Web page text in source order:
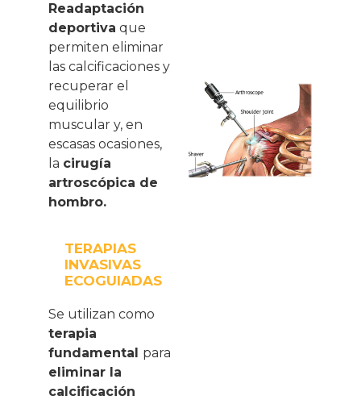
Readaptación
deportiva que
permiten eliminar
las calcificaciones y
recuperar el
equilibrio
muscular y, en
escasas ocasiones,
la cirugía
artroscópica de
hombro.
TERAPIAS
INVASIVAS
ECOGUIADAS
Se utilizan como
terapia
fundamental para
eliminar la
calcificación